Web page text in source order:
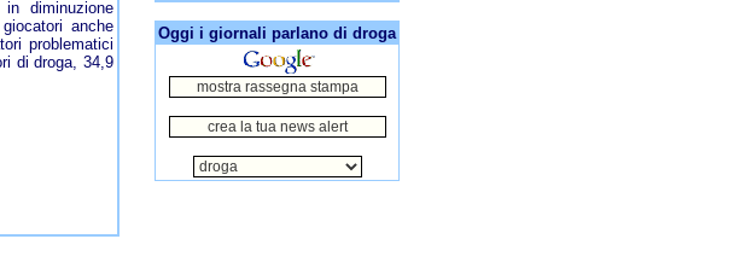
diminuzione
anche
problematici
di droga, 34,9
Oggi i giornali parlano di droga